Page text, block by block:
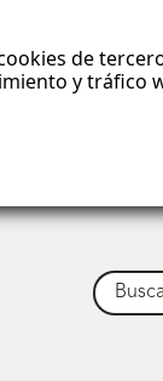
de
y tráfico
Buscar